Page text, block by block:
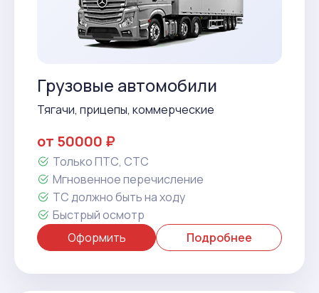
Грузовые автомобили
Тягачи, прицепы, коммерческие
от 50000 ₽
Только ПТС, СТС
Мгновенное перечисление
ТС должно быть на ходу
Быстрый осмотр
Оформить
Подробнее